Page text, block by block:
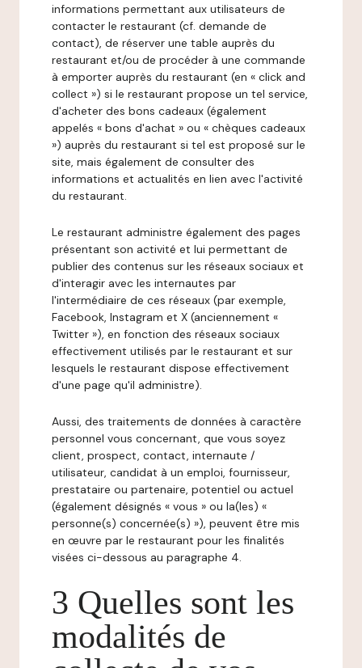
informations permettant aux utilisateurs de
contacter le restaurant (cf. demande de
contact), de réserver une table auprès du
restaurant et/ou de procéder à une commande
à emporter auprès du restaurant (en « click and
collect ») si le restaurant propose un tel service,
d'acheter des bons cadeaux (également
appelés « bons d'achat » ou « chèques cadeaux
») auprès du restaurant si tel est proposé sur le
site, mais également de consulter des
informations et actualités en lien avec l'activité
du restaurant.
Le restaurant administre également des pages
présentant son activité et lui permettant de
publier des contenus sur les réseaux sociaux et
d'interagir avec les internautes par
l'intermédiaire de ces réseaux (par exemple,
Facebook, Instagram et X (anciennement «
Twitter »), en fonction des réseaux sociaux
effectivement utilisés par le restaurant et sur
lesquels le restaurant dispose effectivement
d'une page qu'il administre).
Aussi, des traitements de données à caractère
personnel vous concernant, que vous soyez
client, prospect, contact, internaute /
utilisateur, candidat à un emploi, fournisseur,
prestataire ou partenaire, potentiel ou actuel
(également désignés « vous » ou la(les) «
personne(s) concernée(s) »), peuvent être mis
en œuvre par le restaurant pour les finalités
visées ci-dessous au paragraphe 4.
3 Quelles sont les
modalités de